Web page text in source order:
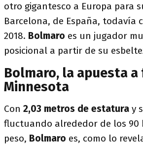
otro gigantesco a Europa para
Barcelona, de España, todavía
2018. Bolmaro es un jugador
posicional a partir de su
Bolmaro, la apuesta
Minnesota
Con 2,03 metros de estatura y
fluctuando alrededor de los 90
peso, Bolmaro es, como lo